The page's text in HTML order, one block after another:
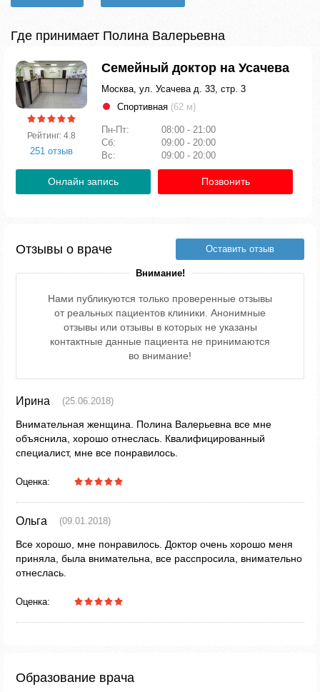
Где принимает Полина Валерьевна
Рейтинг: 4.8
251 отзыв
Семейный доктор на Усачева
Москва, ул. Усачева д. 33, стр. 3
Спортивная (62 м)
Пн-Пт:
08:00 - 21:00
Сб:
09:00 - 20:00
Вс:
09:00 - 20:00
Онлайн запись Позвонить
Отзывы о враче Оставить отзыв
Внимание!
Нами публикуются только проверенные отзывы
от реальных пациентов клиники. Анонимные
отзывы или отзывы в которых не указаны
контактные данные пациента не принимаются
во внимание!
Ирина (25.06.2018)
Внимательная женщина. Полина Валерьевна все мне
объяснила, хорошо отнеслась. Квалифицированный
специалист, мне все понравилось.
Оценка:
Ольга (09.01.2018)
Все хорошо, мне понравилось. Доктор очень хорошо меня
приняла, была внимательна, все расспросила, внимательно
отнеслась.
Оценка:
Образование врача